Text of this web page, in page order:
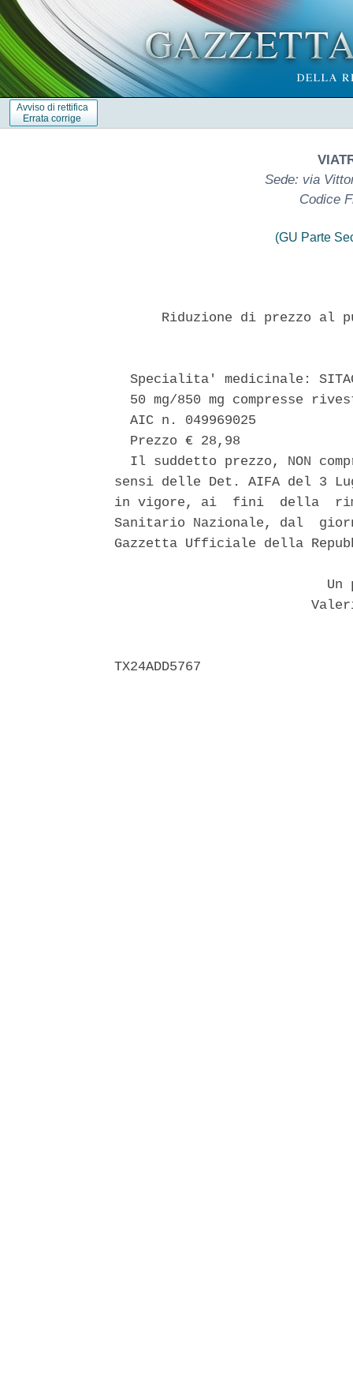
Avviso di rettifica
Errata corrige
Sede: via
Codice
(GU Parte
Riduzione di prezzo al
Specialita' medicinale:
50 mg/850 mg compresse
  AIC n. 049969025
  Prezzo € 28,98
Il suddetto prezzo, NON
sensi delle Det. AIFA del 3
in vigore, ai  fini  della
Sanitario Nazionale, dal
Gazzetta Ufficiale della
Un